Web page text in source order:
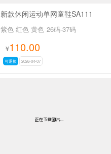
新款休闲运动单网童鞋SA111
紫色 红色 黄色 26码-37码
¥110.00
可退换 2026-04-07